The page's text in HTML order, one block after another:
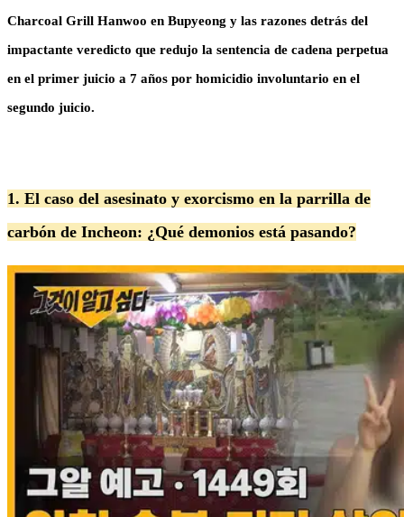
Charcoal Grill Hanwoo en Bupyeong y las razones detrás del
impactante veredicto que redujo la sentencia de cadena perpetua
en el primer juicio a 7 años por homicidio involuntario en el
segundo juicio.
1. El caso del asesinato y exorcismo en la parrilla de
carbón de Incheon: ¿Qué demonios está pasando?